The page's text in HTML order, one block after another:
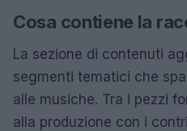
Cosa contiene la
La sezione di contenuti
segmenti tematici che
alle musiche. Tra i pezzi
alla produzione con i